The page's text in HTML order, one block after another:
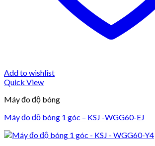
Add to wishlist
Quick View
Máy đo độ bóng
Máy đo độ bóng 1 góc – KSJ -WGG60-EJ